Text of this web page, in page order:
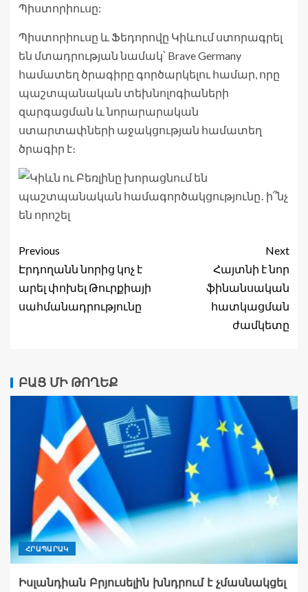
Պիստորիուսը:
Պիստորիուսը և Ֆեդորովը Կիևում ստորագրել
են մտադրության նամակ՝ Brave Germany
համատեղ ծրագիրը գործարկելու համար, որը
պաշտպանական տեխնոլոգիաների
զարգացման և նորարարական
ստարտափների աջակցության համատեղ
ծրագիր է։
Previous
Էրդողանն նորից կոչ է
արել փոխել Թուրքիայի
սահմանադրությունը
Next
Հայտնի է նոր
ֆինանսական
հատկացման
ժամկետը
ԲԱՑ ՄԻ ԹՈՂԵՔ
ՀՐԱՊԱՐԱԿ
Իսլանդիան Բրյուսելին խնդրում է չմասնակցել